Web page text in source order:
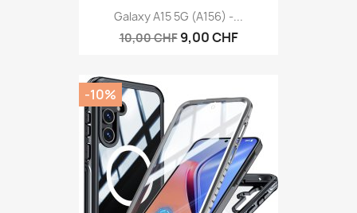
Galaxy A15 5G (A156) -...
10,00 CHF 9,00 CHF
-10%